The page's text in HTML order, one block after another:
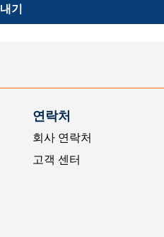
기
연락처
회사 연락처
고객 센터